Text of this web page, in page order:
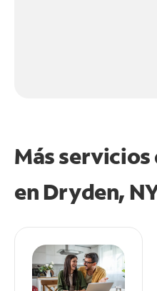
Más
en Dryden,